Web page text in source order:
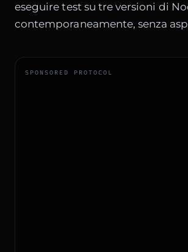
eseguire test su tre versioni di
contemporaneamente, senza
SPONSORED PROTOCOL